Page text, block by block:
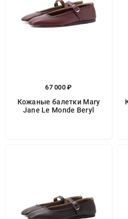
67 000 ₽
Кожаные балетки Mary
Jane Le Monde Beryl